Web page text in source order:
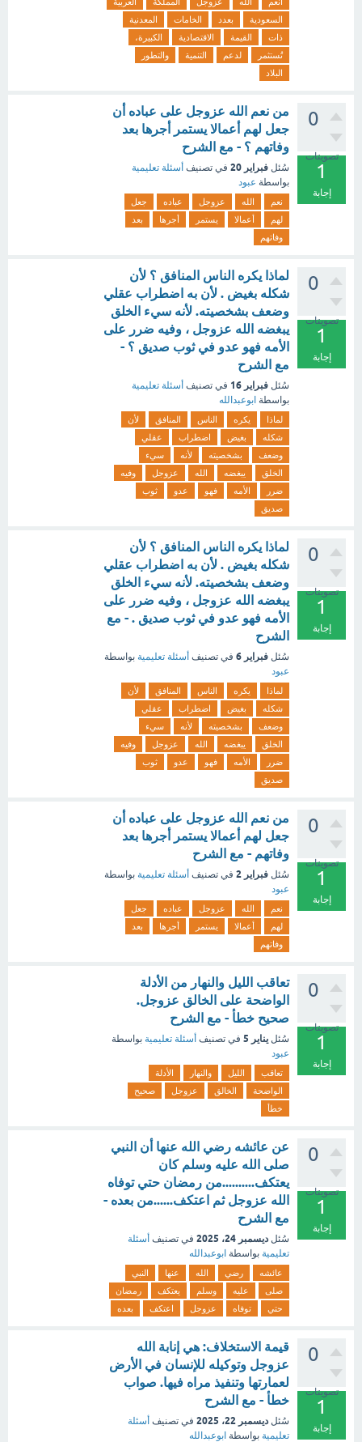
السعودية
بعدد الخامات
المعدنية
ذات
القيمة الاقتصادية
الكبيرة،
تُستثمر
لدعم التنمية
والتطور
البلاد
0
تصويتات
1
إجابة
من نعم الله عزوجل على عباده أن
جعل لهم أعمالا يستمر أجرها بعد
وفاتهم ؟ - مع الشرح
سُئل فبراير 20 في تصنيف أسئلة تعليمية
بواسطة عبود
نعم الله عزوجل عباده
جعل
لهم
أعمالا يستمر أجرها
بعد
وفاتهم
0
تصويتات
1
إجابة
لماذا يكره الناس المنافق ؟ لأن
شكله بغيض . لأن به اضطراب عقلي
وضعف بشخصيته. لأنه سيء الخلق
يبغضه الله عزوجل ، وفيه ضرر على
الأمه فهو عدو في ثوب صديق ؟ -
مع الشرح
سُئل فبراير 16 في تصنيف أسئلة تعليمية
بواسطة ابوعبدالله
لماذا يكره الناس المنافق
لأن
شكله
بغيض اضطراب
عقلي
وضعف
بشخصيته لأنه
سيء
الخلق
يبغضه الله عزوجل
وفيه
ضرر
الأمه فهو عدو
ثوب
صديق
0
تصويتات
1
إجابة
لماذا يكره الناس المنافق ؟ لأن
شكله بغيض . لأن به اضطراب عقلي
وضعف بشخصيته. لأنه سيء الخلق
يبغضه الله عزوجل ، وفيه ضرر على
الأمه فهو عدو في ثوب صديق . - مع
الشرح
سُئل فبراير 6 في تصنيف أسئلة تعليمية بواسطة
عبود
لماذا يكره الناس المنافق
لأن
شكله
بغيض اضطراب
عقلي
وضعف
بشخصيته لأنه
سيء
الخلق
يبغضه الله عزوجل
وفيه
ضرر
الأمه فهو عدو
ثوب
صديق
0
تصويتات
1
إجابة
من نعم الله عزوجل على عباده أن
جعل لهم أعمالا يستمر أجرها بعد
وفاتهم - مع الشرح
سُئل فبراير 2 في تصنيف أسئلة تعليمية بواسطة
عبود
نعم الله عزوجل عباده
جعل
لهم
أعمالا يستمر أجرها
بعد
وفاتهم
0
تصويتات
1
إجابة
تعاقب الليل والنهار من الأدلة
الواضحة على الخالق عزوجل.
صحيح خطأ - مع الشرح
سُئل يناير 5 في تصنيف أسئلة تعليمية بواسطة
عبود
تعاقب الليل والنهار
الأدلة
الواضحة
الخالق عزوجل
صحيح
خطأ
0
تصويتات
1
إجابة
عن عائشه رضي الله عنها أن النبي
صلى الله عليه وسلم كان
يعتكف..........من رمضان حتي توفاه
الله عزوجل ثم اعتكف......من بعده -
مع الشرح
سُئل ديسمبر 24، 2025 في تصنيف أسئلة
تعليمية بواسطة ابوعبدالله
عائشه رضي الله عنها
النبي
صلى
عليه وسلم يعتكف
رمضان
حتي
توفاه عزوجل اعتكف بعده
0
تصويتات
1
إجابة
قيمة الاستخلاف: هي إنابة الله
عزوجل وتوكيله للإنسان في الأرض
لعمارتها وتنفيذ مراه فيها. صواب
خطأ - مع الشرح
سُئل ديسمبر 22، 2025 في تصنيف أسئلة
تعليمية بواسطة ابوعبدالله